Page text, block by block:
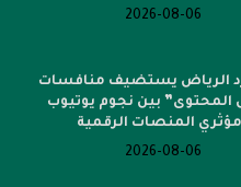
2026-08-06
الرياض يستضيف منافسات
بين نجوم يوتيوب
المنصات الرقمية
2026-08-06